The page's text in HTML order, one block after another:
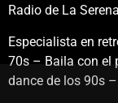
Radio de La
Especialista en
70s – Baila con el
dance de los 90s